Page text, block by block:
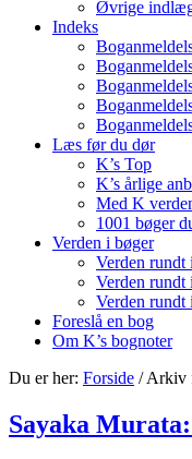
Øvrige
Indeks
Læs før du dør
K’s Top
K’s årlige
Med K
1001 bøger
Verden i bøger
Verden rundt
Verden rundt
Verden rundt
Foreslå en bog
Om K’s bognoter
Du er her: Forside /Arkiv
Sayaka